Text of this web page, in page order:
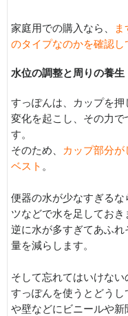
家庭用での購入なら、
のタイプなのかを確認し
水位の調整と周りの養生
すっぽんは、カップを
変化を起こし、その力
す。
そのため、
カップ部分
ベスト 。
便器の水が少なすぎる
ツなどで水を足しておき
逆に水が多すぎてあふ
量を減らします。
そして忘れてはいけない
すっぽんを使うとどう
や壁などにビニールや新